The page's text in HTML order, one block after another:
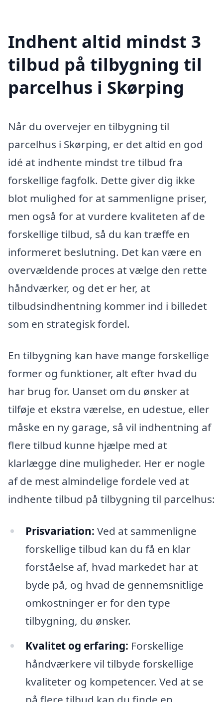
Indhent altid mindst 3
tilbud på tilbygning til
parcelhus i Skørping
Når du overvejer en tilbygning til
parcelhus i Skørping, er det altid en god
idé at indhente mindst tre tilbud fra
forskellige fagfolk. Dette giver dig ikke
blot mulighed for at sammenligne priser,
men også for at vurdere kvaliteten af de
forskellige tilbud, så du kan træffe en
informeret beslutning. Det kan være en
overvældende proces at vælge den rette
håndværker, og det er her, at
tilbudsindhentning kommer ind i billedet
som en strategisk fordel.
En tilbygning kan have mange forskellige
former og funktioner, alt efter hvad du
har brug for. Uanset om du ønsker at
tilføje et ekstra værelse, en udestue, eller
måske en ny garage, så vil indhentning af
flere tilbud kunne hjælpe med at
klarlægge dine muligheder. Her er nogle
af de mest almindelige fordele ved at
indhente tilbud på tilbygning til parcelhus:
Prisvariation: Ved at sammenligne
forskellige tilbud kan du få en klar
forståelse af, hvad markedet har at
byde på, og hvad de gennemsnitlige
omkostninger er for den type
tilbygning, du ønsker.
Kvalitet og erfaring: Forskellige
håndværkere vil tilbyde forskellige
kvaliteter og kompetencer. Ved at se